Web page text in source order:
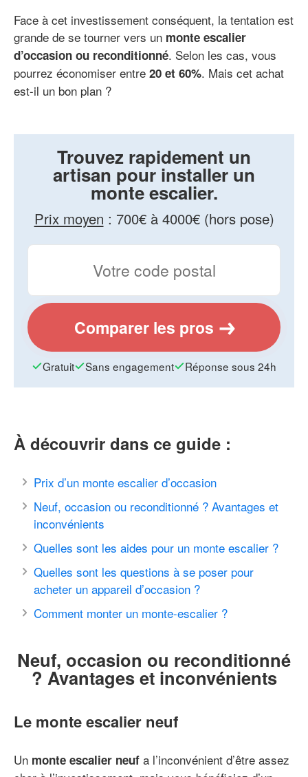
Face à cet investissement conséquent, la tentation est
grande de se tourner vers un monte escalier
d’occasion ou reconditionné. Selon les cas, vous
pourrez économiser entre 20 et 60%. Mais cet achat
est-il un bon plan ?
Trouvez rapidement un
artisan pour installer un
monte escalier.
Prix moyen : 700€ à 4000€ (hors pose)
Comparer les pros
Gratuit Sans engagement Réponse sous 24h
À découvrir dans ce guide :
Prix d’un monte escalier d’occasion
Neuf, occasion ou reconditionné ? Avantages et
inconvénients
Quelles sont les aides pour un monte escalier ?
Quelles sont les questions à se poser pour
acheter un appareil d’occasion ?
Comment monter un monte-escalier ?
Neuf, occasion ou reconditionné
? Avantages et inconvénients
Le monte escalier neuf
Un monte escalier neuf a l’inconvénient d’être assez